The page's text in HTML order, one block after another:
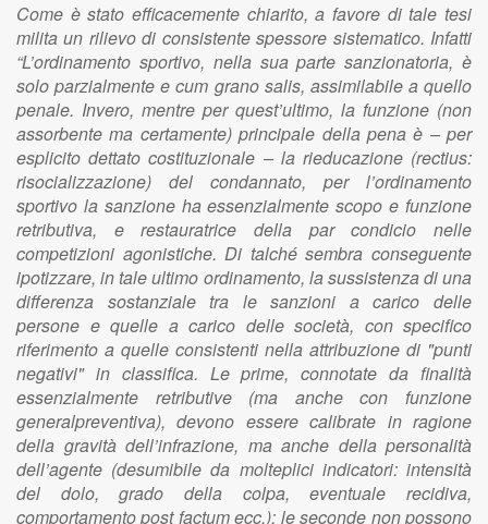
Come è stato efficacemente chiarito, a favore di tale tesi
milita un rilievo di consistente spessore sistematico. Infatti
“L’ordinamento sportivo, nella sua parte sanzionatoria, è
solo parzialmente e cum grano salis, assimilabile a quello
penale. Invero, mentre per quest’ultimo, la funzione (non
assorbente ma certamente) principale della pena è – per
esplicito dettato costituzionale – la rieducazione (rectius:
risocializzazione) del condannato, per l’ordinamento
sportivo la sanzione ha essenzialmente scopo e funzione
retributiva, e restauratrice della par condicio nelle
competizioni agonistiche. Di talché sembra conseguente
ipotizzare, in tale ultimo ordinamento, la sussistenza di una
differenza sostanziale tra le sanzioni a carico delle
persone e quelle a carico delle società, con specifico
riferimento a quelle consistenti nella attribuzione di "punti
negativi" in classifica. Le prime, connotate da finalità
essenzialmente retributive (ma anche con funzione
generalpreventiva), devono essere calibrate in ragione
della gravità dell’infrazione, ma anche della personalità
dell’agente (desumibile da molteplici indicatori: intensità
del dolo, grado della colpa, eventuale recidiva,
comportamento post factum ecc.); le seconde non possono